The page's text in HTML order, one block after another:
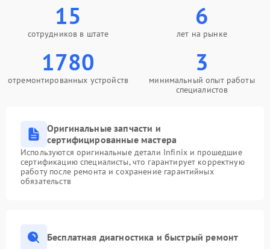
15
сотрудников в штате
6
лет на рынке
1780
отремонтированных устройств
3
минимальный опыт работы
специалистов
Оригинальные запчасти и
сертифицированные мастера
Используются оригинальные детали Infinix и прошедшие
сертификацию специалисты, что гарантирует корректную
работу после ремонта и сохранение гарантийных
обязательств
Бесплатная диагностика и быстрый ремонт